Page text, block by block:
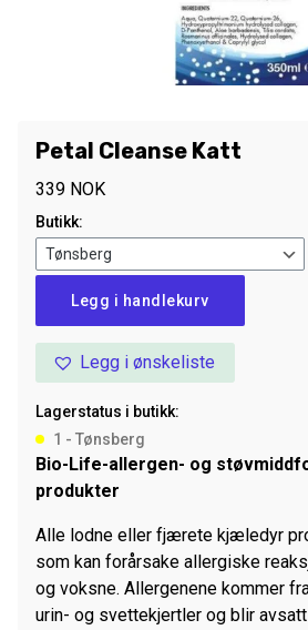
Petal Cleanse Katt
339 NOK
Butikk:
Cleanse
Katt
antall
Legg i handlekurv
Legg i ønskeliste
Lagerstatus i butikk:
1 - Tønsberg
Bio-Life-allergen- og
produkter
Alle lodne eller fjærete kjæledyr
som kan forårsake allergiske
og voksne. Allergenene kommer
urin- og svettekjertler og blir